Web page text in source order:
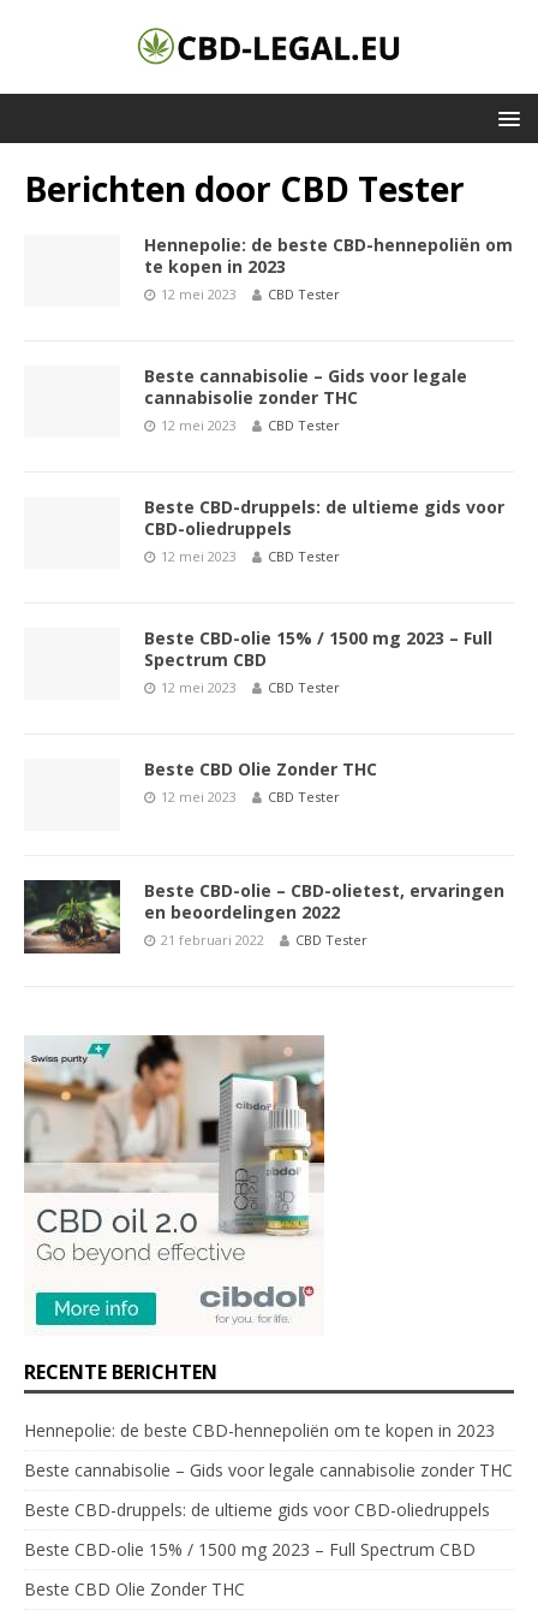
Berichten door CBD Tester
Hennepolie: de beste CBD-hennepoliën om
te kopen in 2023
12 mei 2023 CBD Tester
Beste cannabisolie – Gids voor legale
cannabisolie zonder THC
12 mei 2023 CBD Tester
Beste CBD-druppels: de ultieme gids voor
CBD-oliedruppels
12 mei 2023 CBD Tester
Beste CBD-olie 15% / 1500 mg 2023 – Full
Spectrum CBD
12 mei 2023 CBD Tester
Beste CBD Olie Zonder THC
12 mei 2023 CBD Tester
Beste CBD-olie – CBD-olietest, ervaringen
en beoordelingen 2022
21 februari 2022 CBD Tester
RECENTE BERICHTEN
Hennepolie: de beste CBD-hennepoliën om te kopen in 2023
Beste cannabisolie – Gids voor legale cannabisolie zonder THC
Beste CBD-druppels: de ultieme gids voor CBD-oliedruppels
Beste CBD-olie 15% / 1500 mg 2023 – Full Spectrum CBD
Beste CBD Olie Zonder THC